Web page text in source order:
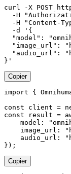
curl -X POST
-H
-H "Content-
  -d '{
"model":
"image_url":
"audio_url":
}'
Copier
import {
const client =
const result =
model:
image_url:
audio_url:
});
Copier